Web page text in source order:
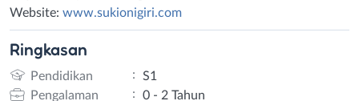
Website: www.sukionigiri.com
Ringkasan
Pendidikan :
S1
Pengalaman
:
0 - 2 Tahun